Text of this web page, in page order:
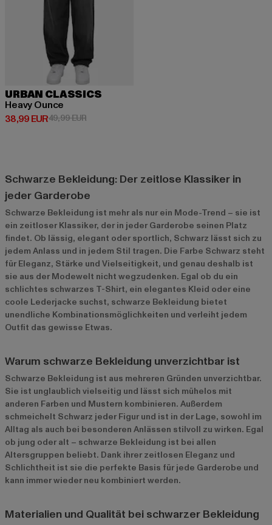
URBAN CLASSICS
Heavy Ounce
38,99 EUR
Derzeitiger Preis: 38,99 EUR
49,99 EURAktionspreis: 49,99 EUR
Schwarze Bekleidung: Der zeitlose Klassiker in
jeder Garderobe
Schwarze Bekleidung ist mehr als nur ein Mode-Trend – sie ist
ein zeitloser Klassiker, der in jeder Garderobe seinen Platz
findet. Ob lässig, elegant oder sportlich, Schwarz lässt sich zu
jedem Anlass und in jedem Stil tragen. Die Farbe Schwarz steht
für Eleganz, Stärke und Vielseitigkeit, und genau deshalb ist
sie aus der Modewelt nicht wegzudenken. Egal ob du ein
schlichtes schwarzes T-Shirt, ein elegantes Kleid oder eine
coole Lederjacke suchst, schwarze Bekleidung bietet
unendliche Kombinationsmöglichkeiten und verleiht jedem
Outfit das gewisse Etwas.
Warum schwarze Bekleidung unverzichtbar ist
Schwarze Bekleidung ist aus mehreren Gründen unverzichtbar.
Sie ist unglaublich vielseitig und lässt sich mühelos mit
anderen Farben und Mustern kombinieren. Außerdem
schmeichelt Schwarz jeder Figur und ist in der Lage, sowohl im
Alltag als auch bei besonderen Anlässen stilvoll zu wirken. Egal
ob jung oder alt – schwarze Bekleidung ist bei allen
Altersgruppen beliebt. Dank ihrer zeitlosen Eleganz und
Schlichtheit ist sie die perfekte Basis für jede Garderobe und
kann immer wieder neu kombiniert werden.
Materialien und Qualität bei schwarzer Bekleidung